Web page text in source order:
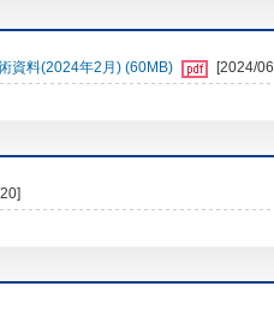
資料(2024年2月) (60MB) [2024/